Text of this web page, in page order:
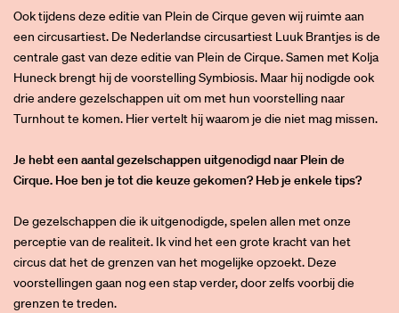
Ook tijdens deze editie van Plein de Cirque geven wij ruimte aan
een circusartiest. De Nederlandse circusartiest Luuk Brantjes is de
centrale gast van deze editie van Plein de Cirque. Samen met Kolja
Huneck brengt hij de voorstelling Symbiosis. Maar hij nodigde ook
drie andere gezelschappen uit om met hun voorstelling naar
Turnhout te komen. Hier vertelt hij waarom je die niet mag missen.
Je hebt een aantal gezelschappen uitgenodigd naar Plein de
Cirque. Hoe ben je tot die keuze gekomen? Heb je enkele tips?
De gezelschappen die ik uitgenodigde, spelen allen met onze
perceptie van de realiteit. Ik vind het een grote kracht van het
circus dat het de grenzen van het mogelijke opzoekt. Deze
voorstellingen gaan nog een stap verder, door zelfs voorbij die
grenzen te treden.